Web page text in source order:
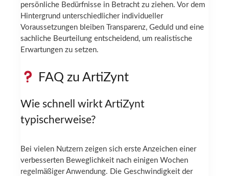
persönliche Bedürfnisse in Betracht zu ziehen. Vor dem
Hintergrund unterschiedlicher individueller
Voraussetzungen bleiben Transparenz, Geduld und eine
sachliche Beurteilung entscheidend, um realistische
Erwartungen zu setzen.
FAQ zu ArtiZynt
Wie schnell wirkt ArtiZynt
typischerweise?
Bei vielen Nutzern zeigen sich erste Anzeichen einer
verbesserten Beweglichkeit nach einigen Wochen
regelmäßiger Anwendung. Die Geschwindigkeit der